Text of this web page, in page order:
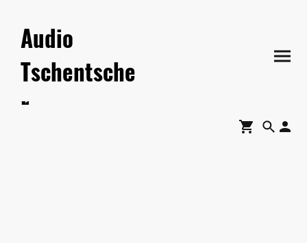
Audio
Tschentsche
r